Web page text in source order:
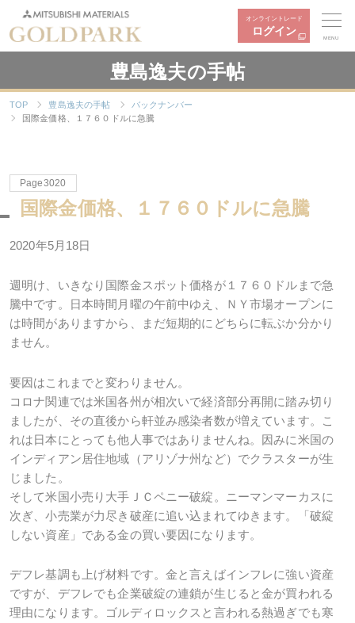
オンライントレード
ログイン
MENU
豊島逸夫の手帖
TOP 豊島逸夫の手帖
バックナンバー
国際金価格、１７６０ドルに急騰
Page3020
国際金価格、１７６０ドルに急騰
2020年5月18日
週明け、いきなり国際金スポット価格が１７６０ドルまで急
騰中です。日本時間月曜の午前中ゆえ、ＮＹ市場オープンに
は時間がありますから、まだ短期的にどちらに転ぶか分かり
ません。
要因はこれまでと変わりません。
コロナ関連では米国各州が相次いで経済部分再開に踏み切り
ましたが、その直後から軒並み感染者数が増えています。こ
れは日本にとっても他人事ではありませんね。因みに米国の
インディアン居住地域（アリゾナ州など）でクラスターが生
じました。
そして米国小売り大手ＪＣペニー破綻。ニーマンマーカスに
次ぎ、小売業が力尽き破産に追い込まれてゆきます。「破綻
しない資産」である金の買い要因になります。
デフレ基調も上げ材料です。金と言えばインフレに強い資産
ですが、デフレでも企業破綻の連鎖が生じると金が買われる
理由になります。ゴルディロックスと言われる熱過ぎでも寒